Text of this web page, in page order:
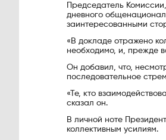
Председатель
дневного
заинтересованными
«В докладе отражено
необходимо, и, прежде
Он добавил, что,
последовательное
«Те, кто
сказал он.
В личной ноте
коллективным усилиям.